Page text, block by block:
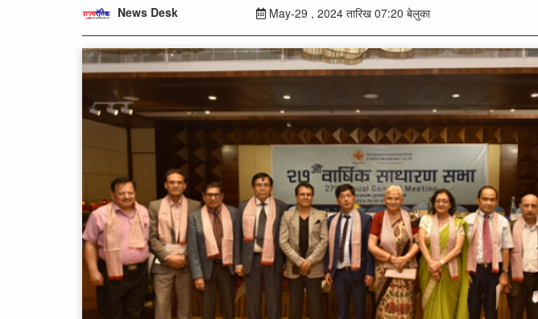
News Desk May-29 , 2024 तारिख 07:20 बेलुका